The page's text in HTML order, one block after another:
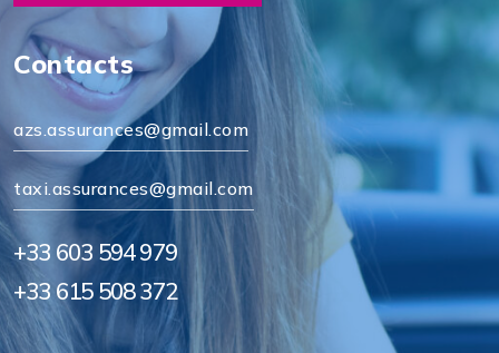
Contacts
azs.assurances@gmail.com
taxi.assurances@gmail.com
+33 603 594 979
+33 615 508 372